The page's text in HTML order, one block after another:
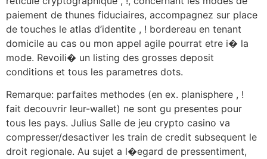
paiement de thunes fiduciaires, accompagnez sur place
de touches le atlas d’identite , ! bordereau en tenant
domicile au cas ou mon appel agile pourrat etre i� la
mode. Revoili� un listing des grosses deposit
conditions et tous les parametres dots.
Remarque: parfaites methodes (en ex. planisphere , !
fait decouvrir leur-wallet) ne sont gu presentes pour
tous les pays. Julius Salle de jeu crypto casino va
compresser/desactiver les train de credit subsequent le
droit regionale. Au sujet a l�egard de pressentiment,